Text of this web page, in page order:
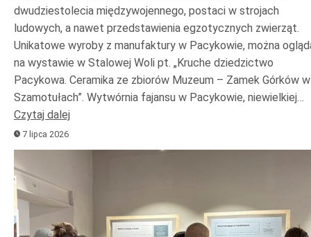
dwudziestolecia międzywojennego, postaci w strojach
ludowych, a nawet przedstawienia egzotycznych zwierząt.
Unikatowe wyroby z manufaktury w Pacykowie, można
na wystawie w Stalowej Woli pt. „Kruche dziedzictwo
Pacykowa. Ceramika ze zbiorów Muzeum – Zamek Górków w
Szamotułach”. Wytwórnia fajansu w Pacykowie, niewielkiej…
Czytaj dalej
7 lipca 2026
plików
dźwiękowych